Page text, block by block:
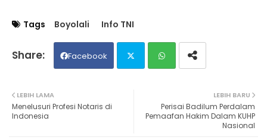
Tags Boyolali Info TNI
Facebook
ats
LEBIH BARU
Perisai Badilum Perdalam
Pemaafan Hakim Dalam KUHP
Nasional
LEBIH LAMA
Menelusuri Profesi Notaris di
Indonesia